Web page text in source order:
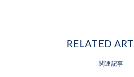
RELATED
関連記事